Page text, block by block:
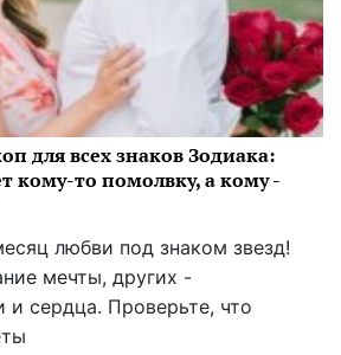
для всех знаков Зодиака:
кому-то помолвку, а кому -
любви под знаком звезд!
мечты, других -
и сердца. Проверьте, что